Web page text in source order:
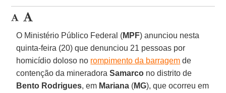
O Ministério Público Federal (MPF) anunciou nesta
quinta-feira (20) que denunciou 21 pessoas por
homicídio doloso no rompimento da barragem de
contenção da mineradoraSamarco no distrito de
Bento Rodrigues, em Mariana (MG), que ocorreu em